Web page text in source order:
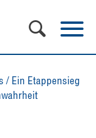
/ Ein Etappensieg